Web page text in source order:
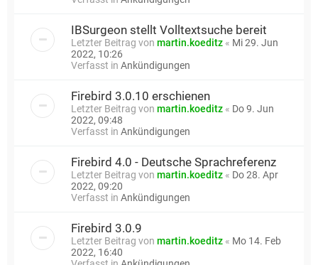
IBSurgeon stellt Volltextsuche bereit
Letzter Beitrag von martin.koeditz « Mi 29. Jun
2022, 10:26
Verfasst in Ankündigungen
Firebird 3.0.10 erschienen
Letzter Beitrag von martin.koeditz « Do 9. Jun
2022, 09:48
Verfasst in Ankündigungen
Firebird 4.0 - Deutsche Sprachreferenz
Letzter Beitrag von martin.koeditz « Do 28. Apr
2022, 09:20
Verfasst in Ankündigungen
Firebird 3.0.9
Letzter Beitrag von martin.koeditz « Mo 14. Feb
2022, 16:40